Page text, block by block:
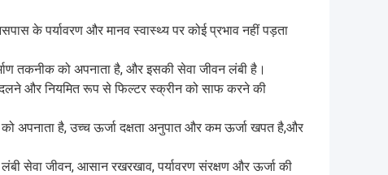
के पर्यावरण और मानव स्वास्थ्य पर कोई प्रभाव नहीं पड़ता
तकनीक को अपनाता है, और इसकी सेवा जीवन लंबी है।
और नियमित रूप से फिल्टर स्क्रीन को साफ करने की
अपनाता है, उच्च ऊर्जा दक्षता अनुपात और कम ऊर्जा खपत है,और
सेवा जीवन, आसान रखरखाव, पर्यावरण संरक्षण और ऊर्जा की